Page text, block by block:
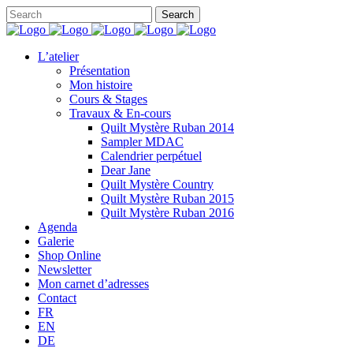
L’atelier
Présentation
Mon histoire
Cours & Stages
Travaux & En-cours
Quilt Mystère Ruban 2014
Sampler MDAC
Calendrier perpétuel
Dear Jane
Quilt Mystère Country
Quilt Mystère Ruban 2015
Quilt Mystère Ruban 2016
Agenda
Galerie
Shop Online
Newsletter
Mon carnet d’adresses
Contact
FR
EN
DE